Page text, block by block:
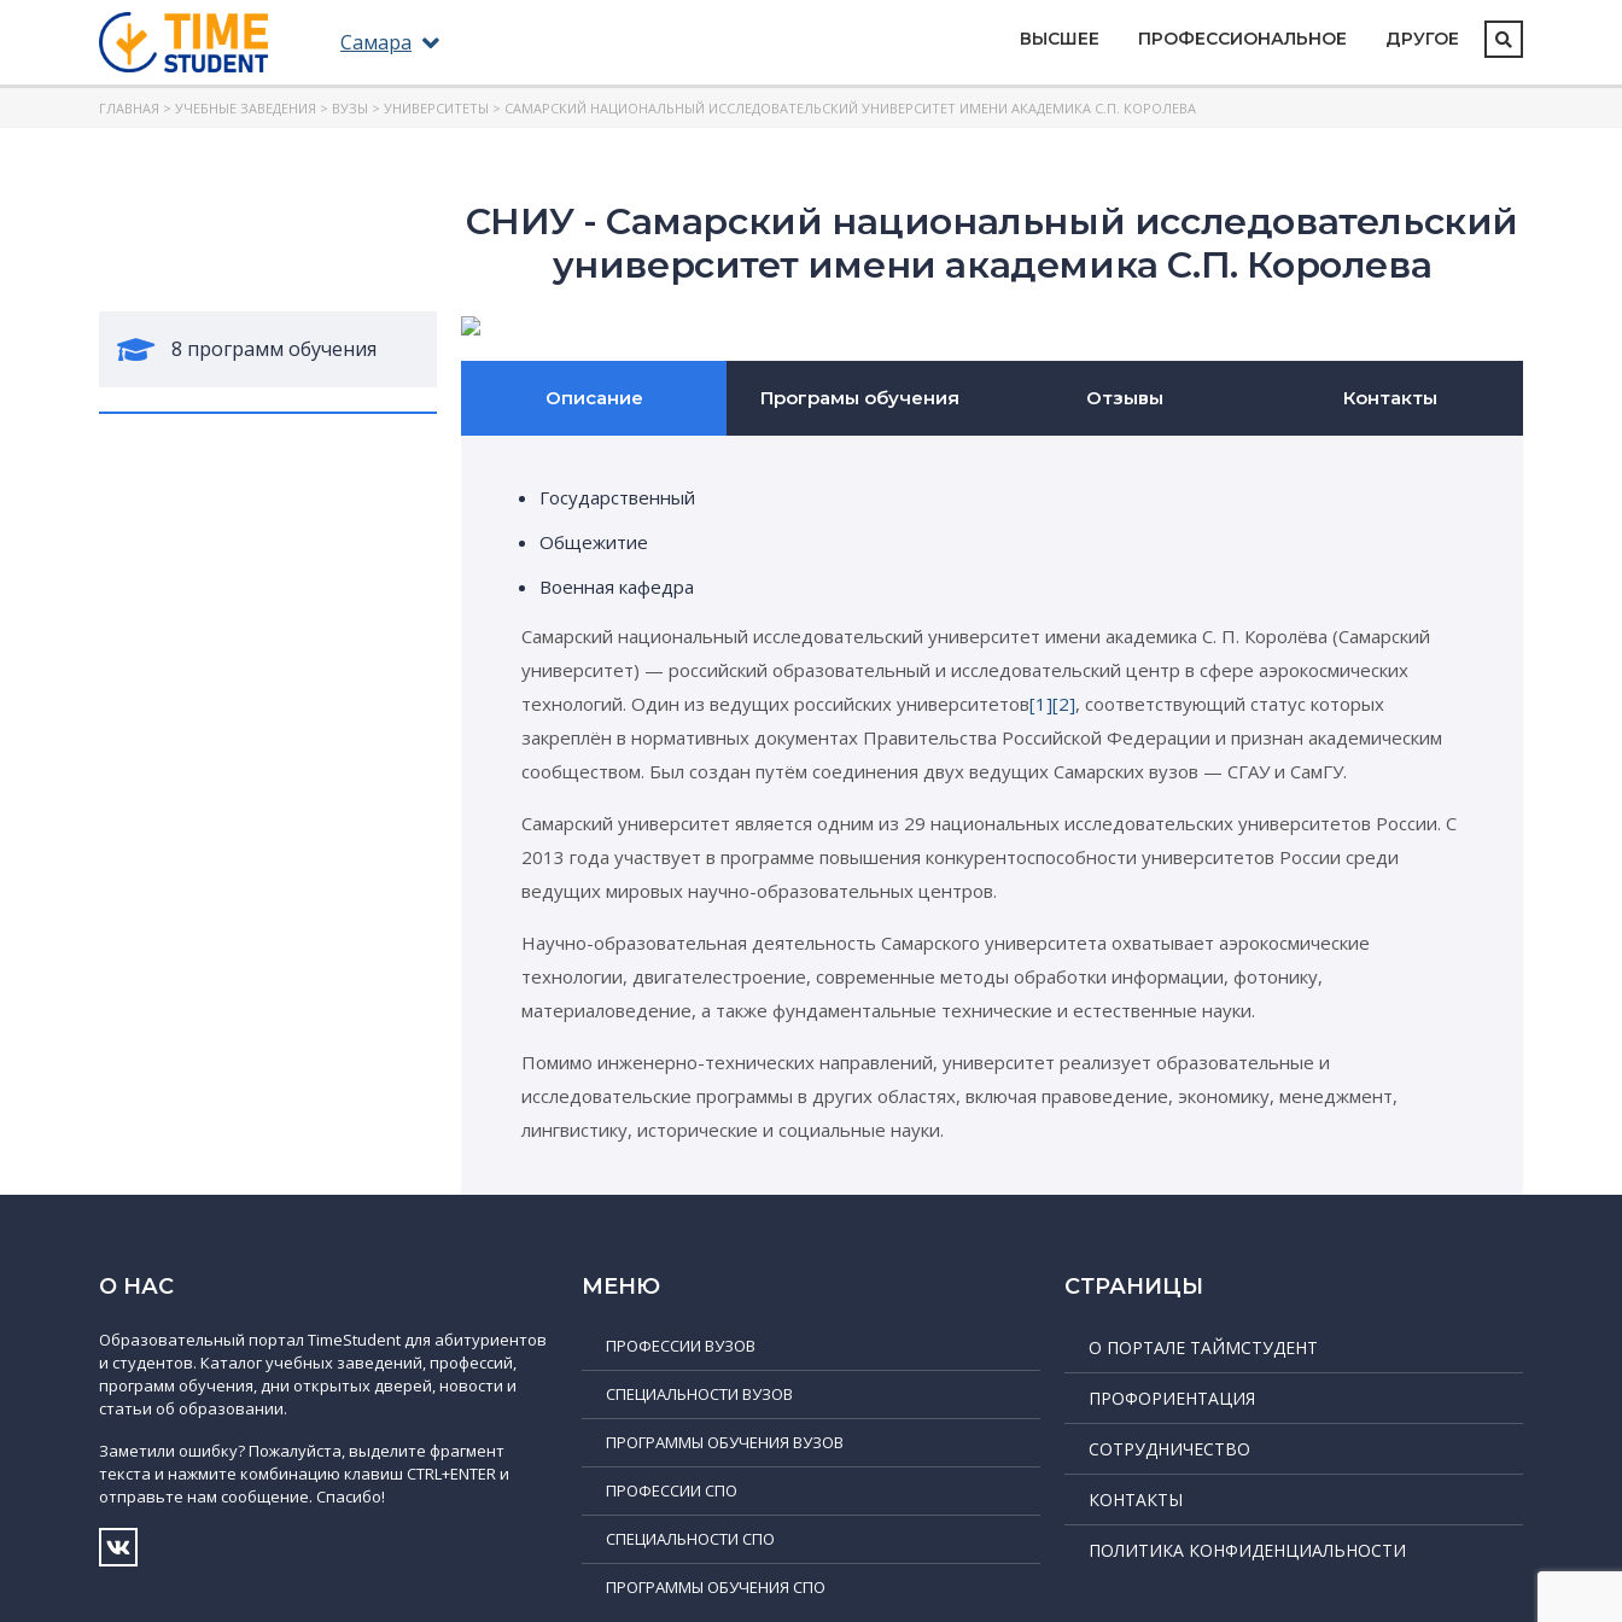
Самара ВЫСШЕЕ ПРОФЕССИОНАЛЬНОЕ ДРУГОЕ
ГЛАВНАЯ > УЧЕБНЫЕ ЗАВЕДЕНИЯ > ВУЗЫ > УНИВЕРСИТЕТЫ > САМАРСКИЙ НАЦИОНАЛЬНЫЙ ИССЛЕДОВАТЕЛЬСКИЙ УНИВЕРСИТЕТ ИМЕНИ АКАДЕМИКА С.П. КОРОЛЕВА
СНИУ - Самарский национальный исследовательский
университет имени академика С.П. Королева
8 программ обучения
Описание Програмы обучения Отзывы Контакты
Государственный
Общежитие
Военная кафедра
Самарский национальный исследовательский университет имени академика С. П. Королёва (Самарский
университет) — российский образовательный и исследовательский центр в сфере аэрокосмических
технологий. Один из ведущих российских университетов[1][2], соответствующий статус которых
закреплён в нормативных документах Правительства Российской Федерации и признан академическим
сообществом. Был создан путём соединения двух ведущих Самарских вузов — СГАУ и СамГУ.
Самарский университет является одним из 29 национальных исследовательских университетов России. С
2013 года участвует в программе повышения конкурентоспособности университетов России среди
ведущих мировых научно-образовательных центров.
Научно-образовательная деятельность Самарского университета охватывает аэрокосмические
технологии, двигателестроение, современные методы обработки информации, фотонику,
материаловедение, а также фундаментальные технические и естественные науки.
Помимо инженерно-технических направлений, университет реализует образовательные и
исследовательские программы в других областях, включая правоведение, экономику, менеджмент,
лингвистику, исторические и социальные науки.
О НАС
Образовательный портал TimeStudent для абитуриентов
и студентов. Каталог учебных заведений, профессий,
программ обучения, дни открытых дверей, новости и
статьи об образовании.
Заметили ошибку? Пожалуйста, выделите фрагмент
текста и нажмите комбинацию клавиш CTRL+ENTER и
отправьте нам сообщение. Спасибо!
МЕНЮ
ПРОФЕССИИ ВУЗОВ
СПЕЦИАЛЬНОСТИ ВУЗОВ
ПРОГРАММЫ ОБУЧЕНИЯ ВУЗОВ
ПРОФЕССИИ СПО
СПЕЦИАЛЬНОСТИ СПО
ПРОГРАММЫ ОБУЧЕНИЯ СПО
СТРАНИЦЫ
О ПОРТАЛЕ ТАЙМСТУДЕНТ
ПРОФОРИЕНТАЦИЯ
СОТРУДНИЧЕСТВО
КОНТАКТЫ
ПОЛИТИКА КОНФИДЕНЦИАЛЬНОСТИ